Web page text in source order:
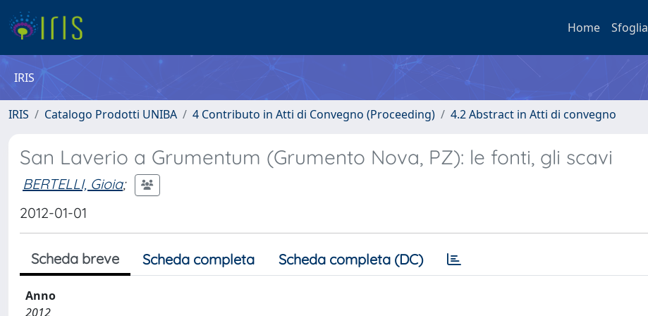
Home Sfoglia
IRIS
IRIS Catalogo Prodotti UNIBA 4 Contributo in Atti di Convegno (Proceeding) 4.2 Abstract in Atti di convegno
San Laverio a Grumentum (Grumento Nova, PZ): le fonti, gli scavi
BERTELLI, Gioia;
2012-01-01
Scheda breve Scheda completa Scheda completa (DC)
Anno
2012